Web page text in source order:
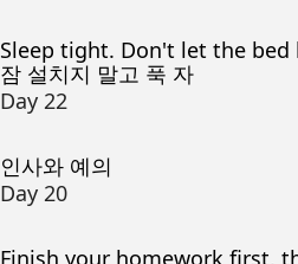
Sleep tight. Don't let the bed
잠 설치지 말고 푹 자
Day 22
인사와 예의
Day 20
Finish your homework first,